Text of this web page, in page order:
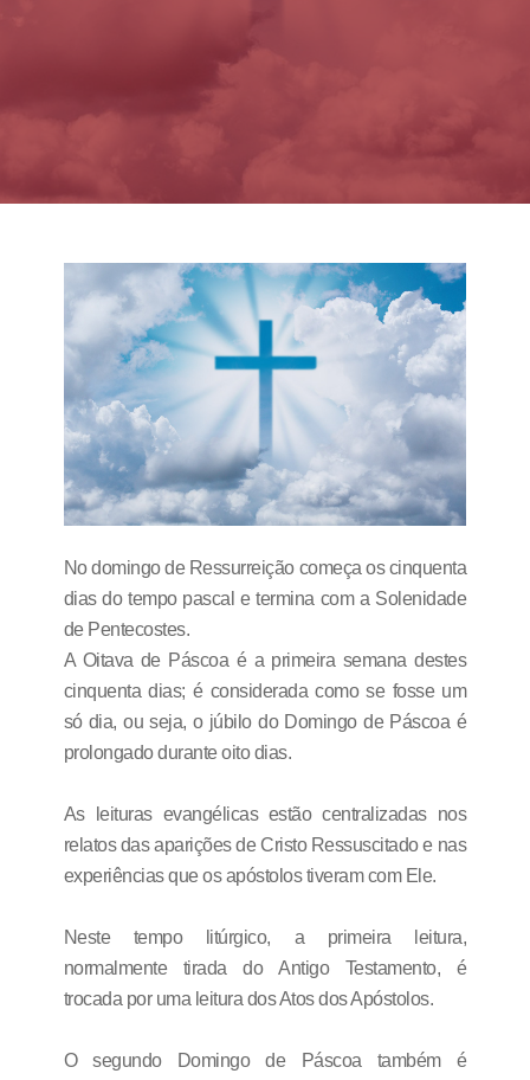
No domingo de Ressurreição começa os cinquenta
dias do tempo pascal e termina com a Solenidade
de Pentecostes.
A Oitava de Páscoa é a primeira semana destes
cinquenta dias; é considerada como se fosse um
só dia, ou seja, o júbilo do Domingo de Páscoa é
prolongado durante oito dias.
As leituras evangélicas estão centralizadas nos
relatos das aparições de Cristo Ressuscitado e nas
experiências que os apóstolos tiveram com Ele.
Neste tempo litúrgico, a primeira leitura,
normalmente tirada do Antigo Testamento, é
trocada por uma leitura dos Atos dos Apóstolos.
O segundo Domingo de Páscoa também é